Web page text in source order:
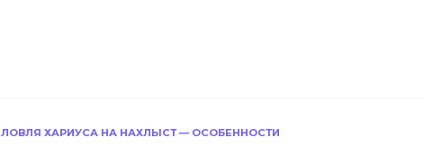
ЛОВЛЯ ХАРИУСА НА НАХЛЫСТ — ОСОБЕННОСТИ